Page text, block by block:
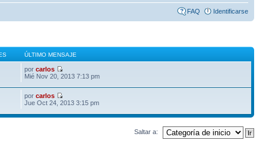
FAQ Identificarse
ÚLTIMO MENSAJE
porcarlos
Mié Nov 20, 2013 7:13 pm
porcarlos
Jue Oct 24, 2013 3:15 pm
Saltar a: